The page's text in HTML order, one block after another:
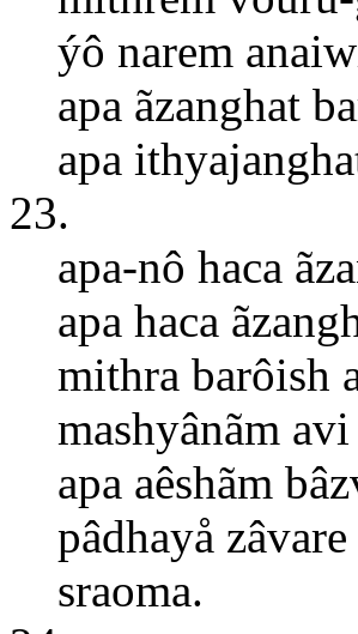
ýô narem
apa ãzanghat
apa
23.
apa-nô haca
apa haca
mithra barôish
mashyânãm
apa aêshãm
pâdhayå
sraoma.